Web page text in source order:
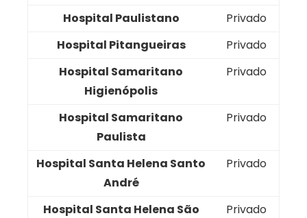
Hospital Paulistano
Privado
Hospital Pitangueiras
Privado
Hospital Samaritano
Higienópolis
Privado
Hospital Samaritano
Paulista
Privado
Hospital Santa Helena Santo
André
Privado
Hospital Santa Helena São
Privado